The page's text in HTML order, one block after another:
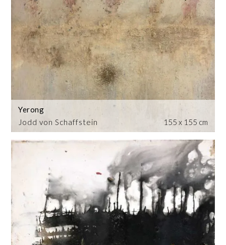
Jodd von Schaffstein
Yerong
155 x 155 cm